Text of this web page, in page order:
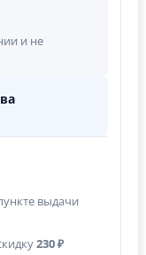
и не
выдачи
230 ₽